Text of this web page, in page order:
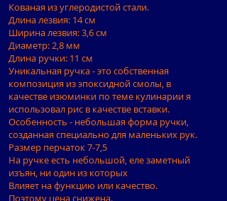
Кованая из углеродистой стали.
Длина лезвия: 14 см
Ширина лезвия: 3,6 см
Диаметр: 2,8 мм
Длина ручки: 11 см
Уникальная ручка - это собственная
композиция из эпоксидной смолы, в
качестве изюминки по теме кулинарии я
использовал рис в качестве вставки.
Особенность - небольшая форма ручки,
созданная специально для маленьких рук.
Размер перчаток 7-7,5
На ручке есть небольшой, еле заметный
изъян, ни один из которых
Влияет на функцию или качество.
Поэтому цена снижена.